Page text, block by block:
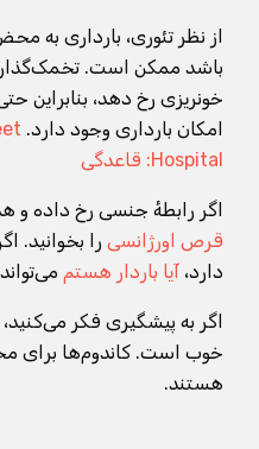
از نظر تئوری، بارداری به
باشد ممکن است.
خونریزی رخ دهد، بنابراین
امکان بارداری وجود دارد.
Hospital: قاعدگی
اگر رابطهٔ جنسی رخ داده و
قرص اورژانسی را بخوانید.
دارد، آیا باردار هستم
اگر به پیشگیری فکر می‌کنید،
خوب است. کاندوم‌ها برای
هستند.